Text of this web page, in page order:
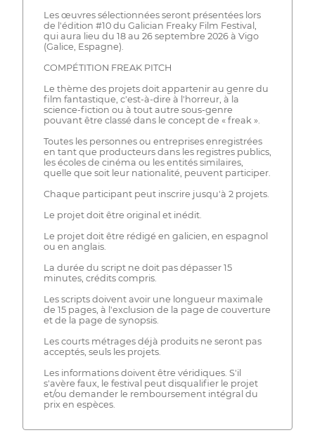
Les œuvres sélectionnées seront présentées lors
de l'édition #10 du Galician Freaky Film Festival,
qui aura lieu du 18 au 26 septembre 2026 à Vigo
(Galice, Espagne).
COMPÉTITION FREAK PITCH
Le thème des projets doit appartenir au genre du
film fantastique, c'est-à-dire à l'horreur, à la
science-fiction ou à tout autre sous-genre
pouvant être classé dans le concept de « freak ».
Toutes les personnes ou entreprises enregistrées
en tant que producteurs dans les registres publics,
les écoles de cinéma ou les entités similaires,
quelle que soit leur nationalité, peuvent participer.
Chaque participant peut inscrire jusqu'à 2 projets.
Le projet doit être original et inédit.
Le projet doit être rédigé en galicien, en espagnol
ou en anglais.
La durée du script ne doit pas dépasser 15
minutes, crédits compris.
Les scripts doivent avoir une longueur maximale
de 15 pages, à l'exclusion de la page de couverture
et de la page de synopsis.
Les courts métrages déjà produits ne seront pas
acceptés, seuls les projets.
Les informations doivent être véridiques. S'il
s'avère faux, le festival peut disqualifier le projet
et/ou demander le remboursement intégral du
prix en espèces.